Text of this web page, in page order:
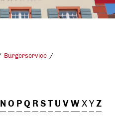
Bürgerservice
NO PQ RST U VWXYZ